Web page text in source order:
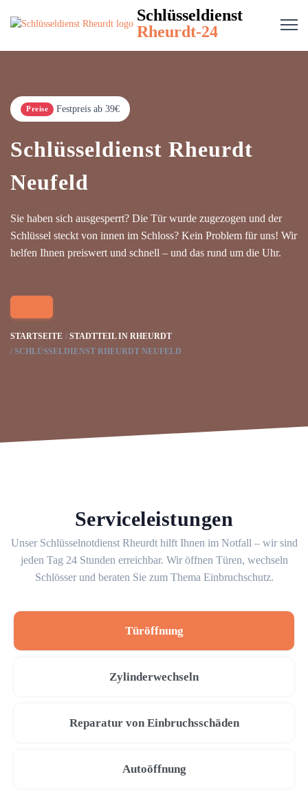
Schlüsseldienst
Rheurdt-24
Preise Festpreis ab 39€
Schlüsseldienst Rheurdt
Neufeld
Sie haben sich ausgesperrt? Die Tür wurde zugezogen und der
Schlüssel steckt von innen im Schloss? Kein Problem für uns! Wir
helfen Ihnen preiswert und schnell – und das rund um die Uhr.
STARTSEITE
STADTTEIL IN RHEURDT
SCHLÜSSELDIENST RHEURDT NEUFELD
Serviceleistungen
Unser Schlüsselnotdienst Rheurdt hilft Ihnen im Notfall – wir sind
jeden Tag 24 Stunden erreichbar. Wir öffnen Türen, wechseln
Schlösser und beraten Sie zum Thema Einbruchschutz.
Türöffnung
Zylinderwechseln
Reparatur von Einbruchsschäden
Autoöffnung